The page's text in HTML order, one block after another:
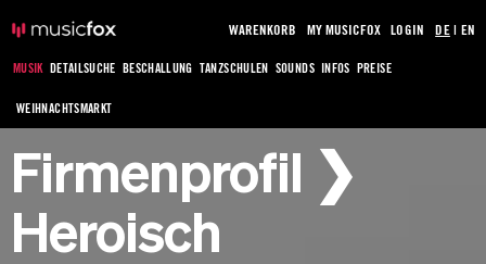
MUSIK DETAILSUCHE BESCHALLUNG TANZSCHULEN SOUNDS INFOS PREISE
WEIHNACHTSMARKT
WARENKORB MY MUSICFOX LOGIN DE| EN
Firmenprofil ❯
Heroisch